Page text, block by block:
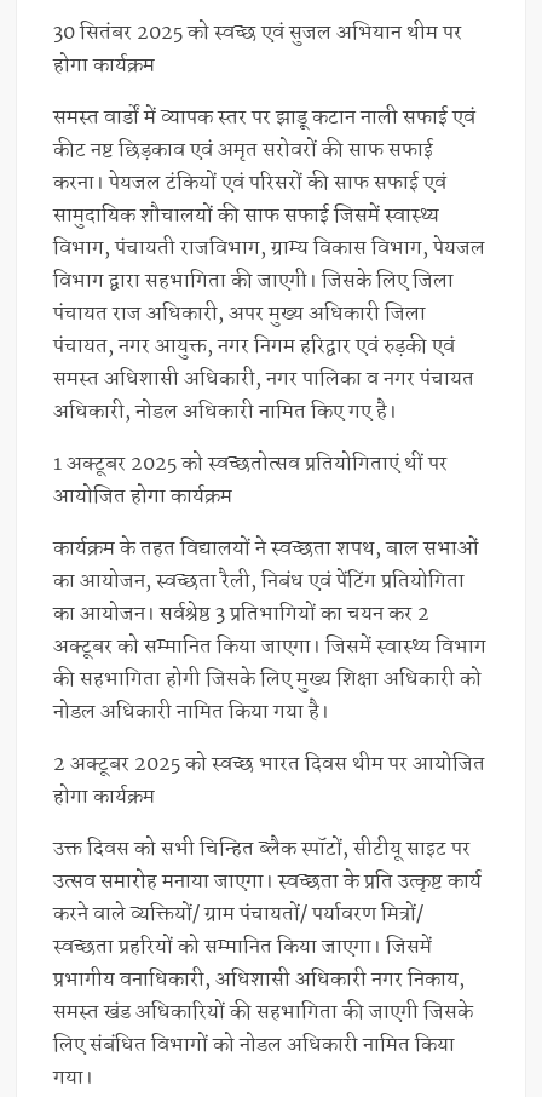
30 सितंबर 2025 को स्वच्छ एवं सुजल अभियान थीम पर
होगा कार्यक्रम
समस्त वार्डों में व्यापक स्तर पर झाड़ू कटान नाली सफाई एवं
कीट नष्ट छिड़काव एवं अमृत सरोवरों की साफ सफाई
करना। पेयजल टंकियों एवं परिसरों की साफ सफाई एवं
सामुदायिक शौचालयों की साफ सफाई जिसमें स्वास्थ्य
विभाग, पंचायती राजविभाग, ग्राम्य विकास विभाग, पेयजल
विभाग द्वारा सहभागिता की जाएगी। जिसके लिए जिला
पंचायत राज अधिकारी, अपर मुख्य अधिकारी जिला
पंचायत, नगर आयुक्त, नगर निगम हरिद्वार एवं रुड़की एवं
समस्त अधिशासी अधिकारी, नगर पालिका व नगर पंचायत
अधिकारी, नोडल अधिकारी नामित किए गए है।
1 अक्टूबर 2025 को स्वच्छतोत्सव प्रतियोगिताएं थीं पर
आयोजित होगा कार्यक्रम
कार्यक्रम के तहत विद्यालयों ने स्वच्छता शपथ, बाल सभाओं
का आयोजन, स्वच्छता रैली, निबंध एवं पेंटिंग प्रतियोगिता
का आयोजन। सर्वश्रेष्ठ 3 प्रतिभागियों का चयन कर 2
अक्टूबर को सम्मानित किया जाएगा। जिसमें स्वास्थ्य विभाग
की सहभागिता होगी जिसके लिए मुख्य शिक्षा अधिकारी को
नोडल अधिकारी नामित किया गया है।
2 अक्टूबर 2025 को स्वच्छ भारत दिवस थीम पर आयोजित
होगा कार्यक्रम
उक्त दिवस को सभी चिन्हित ब्लैक स्पॉटों, सीटीयू साइट पर
उत्सव समारोह मनाया जाएगा। स्वच्छता के प्रति उत्कृष्ट कार्य
करने वाले व्यक्तियों/ ग्राम पंचायतों/ पर्यावरण मित्रों/
स्वच्छता प्रहरियों को सम्मानित किया जाएगा। जिसमें
प्रभागीय वनाधिकारी, अधिशासी अधिकारी नगर निकाय,
समस्त खंड अधिकारियों की सहभागिता की जाएगी जिसके
लिए संबंधित विभागों को नोडल अधिकारी नामित किया
गया।